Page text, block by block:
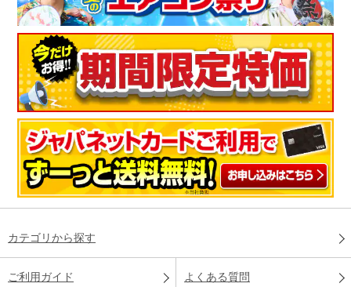
カテゴリから探す
ご利用ガイド よくある質問